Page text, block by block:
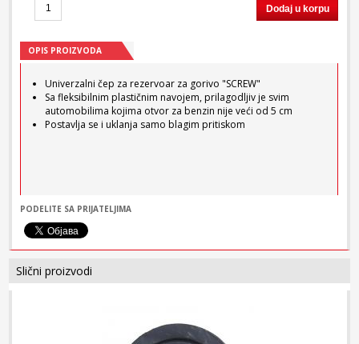
Dodaj u korpu
OPIS PROIZVODA
Univerzalni čep za rezervoar za gorivo "SCREW"
Sa fleksibilnim plastičnim navojem, prilagodljiv je svim
automobilima kojima otvor za benzin nije veći od 5 cm
Postavlja se i uklanja samo blagim pritiskom
PODELITE SA PRIJATELJIMA
Slični proizvodi